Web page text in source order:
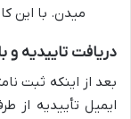
میدن. با این
دریافت تاییدیه و
بعد از اینکه ثبت
ایمیل تأییدیه از